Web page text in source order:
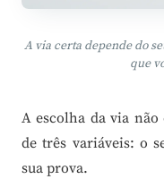
A via certa depende do
que
A escolha da via não
de três variáveis: o
sua prova.